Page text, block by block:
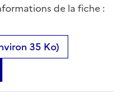
de la fiche :
35 Ko)